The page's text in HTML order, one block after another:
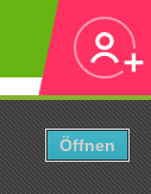
Öffnen